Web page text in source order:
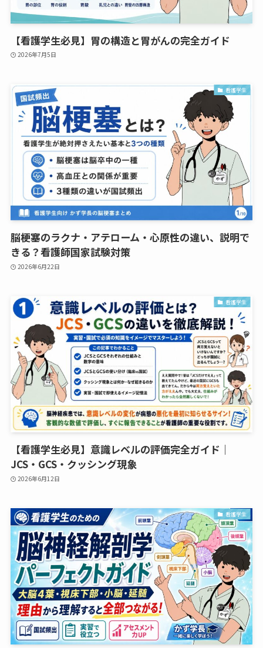
【看護学生必見】胃の構造と胃がんの完全ガイド
2026年7月5日
看護学生
脳梗塞のラクナ・アテローム・心原性の違い、説明で
きる？看護師国家試験対策
2026年6月22日
看護学生
【看護学生必見】意識レベルの評価完全ガイド｜
JCS・GCS・クッシング現象
2026年6月12日
看護学生